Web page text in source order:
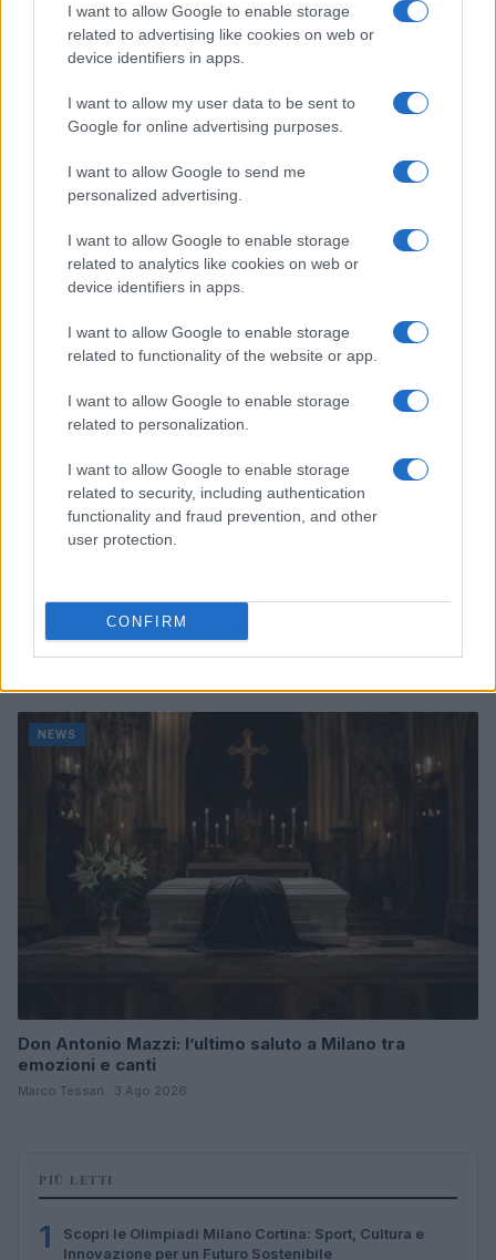
I want to allow Google to enable storage
related to advertising like cookies on web or
device identifiers in apps.
I want to allow my user data to be sent to
Google for online advertising purposes.
I want to allow Google to send me
personalized advertising.
I want to allow Google to enable storage
related to analytics like cookies on web or
device identifiers in apps.
I want to allow Google to enable storage
related to functionality of the website or app.
I want to allow Google to enable storage
related to personalization.
I want to allow Google to enable storage
related to security, including authentication
functionality and fraud prevention, and other
user protection.
CONFIRM
Come scegliere le scarpe da running donna: comfort
e performance
Marco Tessari · 8 Ago 2026
NEWS
Arrestati cinque agenti della polizia locale di Milano: le
accuse e i dettagli
NEWS
Don Antonio Mazzi: l’ultimo saluto a Milano tra
emozioni e canti
Marco Tessari · 3 Ago 2026
PIÙ LETTI
1
Scopri le Olimpiadi Milano Cortina: Sport, Cultura e
Innovazione per un Futuro Sostenibile